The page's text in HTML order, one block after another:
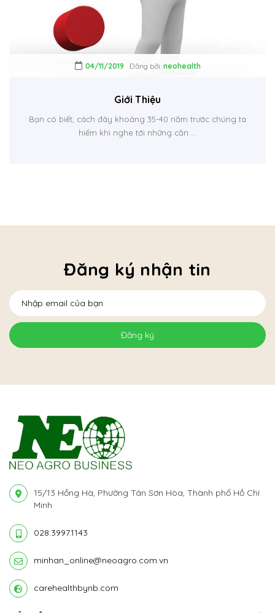
04/11/2019 Đăng bởi: neohealth
Giới Thiệu
Bạn có biết, cách đây khoảng 35-40 năm trước chúng ta
hiếm khi nghe tới những căn ...
Đăng ký nhận tin
Đăng ký
15/13 Hồng Hà, Phường Tân Sơn Hòa, Thành phố Hồ Chí
Minh
028.3997.1143
minhan_online@neoagro.com.vn
carehealthbynb.com